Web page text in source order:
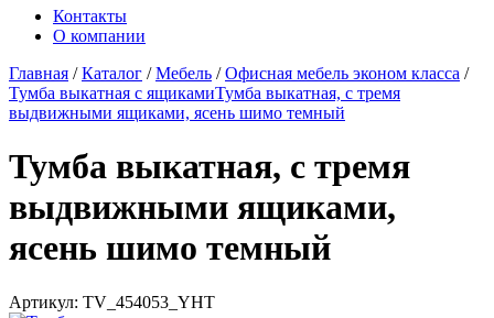
Контакты
О компании
Главная /Каталог /Мебель /Офисная мебель эконом класса /
Тумба выкатная с ящикамиТумба выкатная, с тремя
выдвижными ящиками, ясень шимо темный
Тумба выкатная, с тремя
выдвижными ящиками,
ясень шимо темный
Артикул: TV_454053_YHT